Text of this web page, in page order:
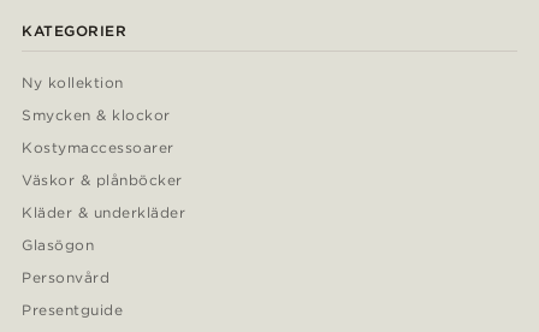
KATEGORIER
Ny kollektion
Smycken & klockor
Kostymaccessoarer
Väskor & plånböcker
Kläder & underkläder
Glasögon
Personvård
Presentguide